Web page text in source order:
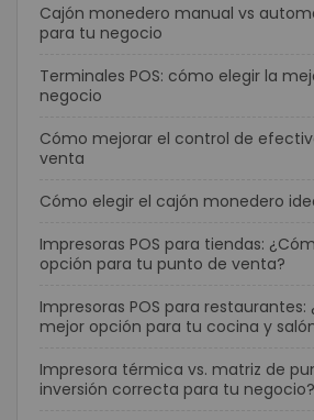
Cajón monedero manual vs
para tu negocio
Terminales POS: cómo elegir la
negocio
Cómo mejorar el control de
venta
Cómo elegir el cajón monedero
Impresoras POS para tiendas:
opción para tu punto de venta?
Impresoras POS para restaurantes:
mejor opción para tu cocina y
Impresora térmica vs. matriz de
inversión correcta para tu negocio?